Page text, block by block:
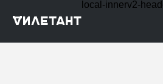
local-innerv2-